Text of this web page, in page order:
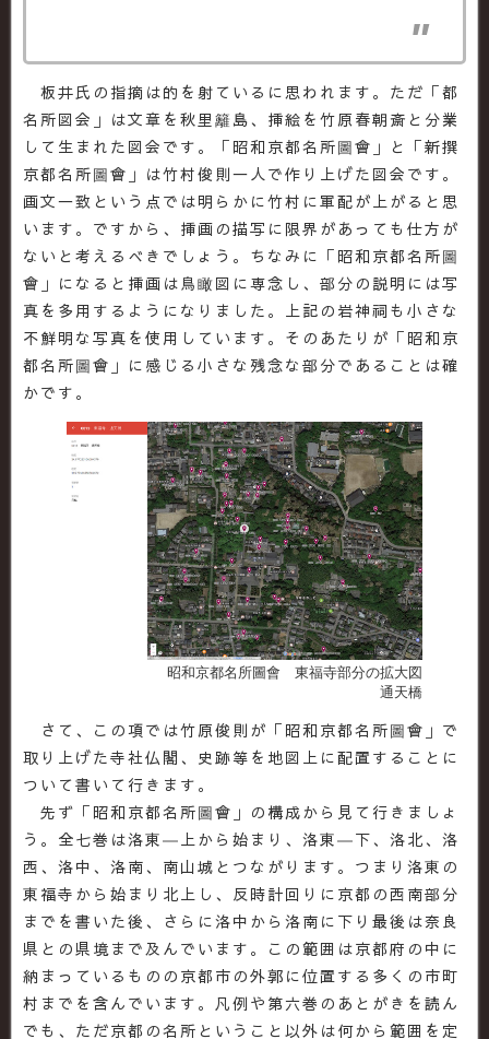
板井氏の指摘は的を射ているに思われます。ただ「都
名所図会」は文章を秋里籬島、挿絵を竹原春朝斎と分業
して生まれた図会です。「昭和京都名所圖會」と「新撰
京都名所圖會」は竹村俊則一人で作り上げた図会です。
画文一致という点では明らかに竹村に軍配が上がると思
います。ですから、挿画の描写に限界があっても仕方が
ないと考えるべきでしょう。ちなみに「昭和京都名所圖
會」になると挿画は鳥瞰図に専念し、部分の説明には写
真を多用するようになりました。上記の岩神祠も小さな
不鮮明な写真を使用しています。そのあたりが「昭和京
都名所圖會」に感じる小さな残念な部分であることは確
かです。
昭和京都名所圖會 東福寺部分の拡大図
通天橋
さて、この項では竹原俊則が「昭和京都名所圖會」で
取り上げた寺社仏閣、史跡等を地図上に配置することに
ついて書いて行きます。
先ず「昭和京都名所圖會」の構成から見て行きましょ
う。全七巻は洛東―上から始まり、洛東―下、洛北、洛
西、洛中、洛南、南山城とつながります。つまり洛東の
東福寺から始まり北上し、反時計回りに京都の西南部分
までを書いた後、さらに洛中から洛南に下り最後は奈良
県との県境まで及んでいます。この範囲は京都府の中に
納まっているものの京都市の外郭に位置する多くの市町
村までを含んでいます。凡例や第六巻のあとがきを読ん
でも、ただ京都の名所ということ以外は何から範囲を定